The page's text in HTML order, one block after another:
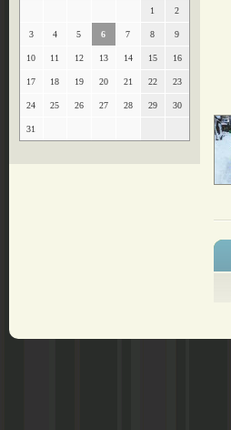
1 2
3 4 5 6 7 8 9
10 11 12 13 14 15 16
17 18 19 20 21 22 23
24 25 26 27 28 29 30
31